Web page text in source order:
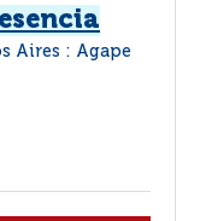
Aires : Agape